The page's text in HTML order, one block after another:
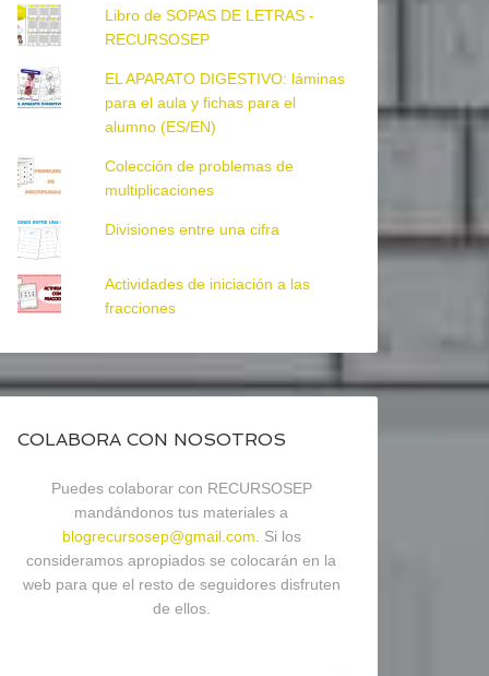
Libro de SOPAS DE LETRAS -
RECURSOSEP
EL APARATO DIGESTIVO: láminas
para el aula y fichas para el
alumno (ES/EN)
Colección de problemas de
multiplicaciones
Divisiones entre una cifra
Actividades de iniciación a las
fracciones
COLABORA CON NOSOTROS
Puedes colaborar con RECURSOSEP
mandándonos tus materiales a
blogrecursosep@gmail.com . Si los
consideramos apropiados se colocarán en la
web para que el resto de seguidores disfruten
de ellos.